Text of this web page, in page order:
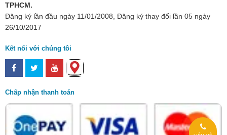
TPHCM.
Đăng ký lần đầu ngày 11/01/2008, Đăng ký thay đổi lần 05 ngày
26/10/2017
Kết nối với chúng tôi
Chấp nhận thanh toán